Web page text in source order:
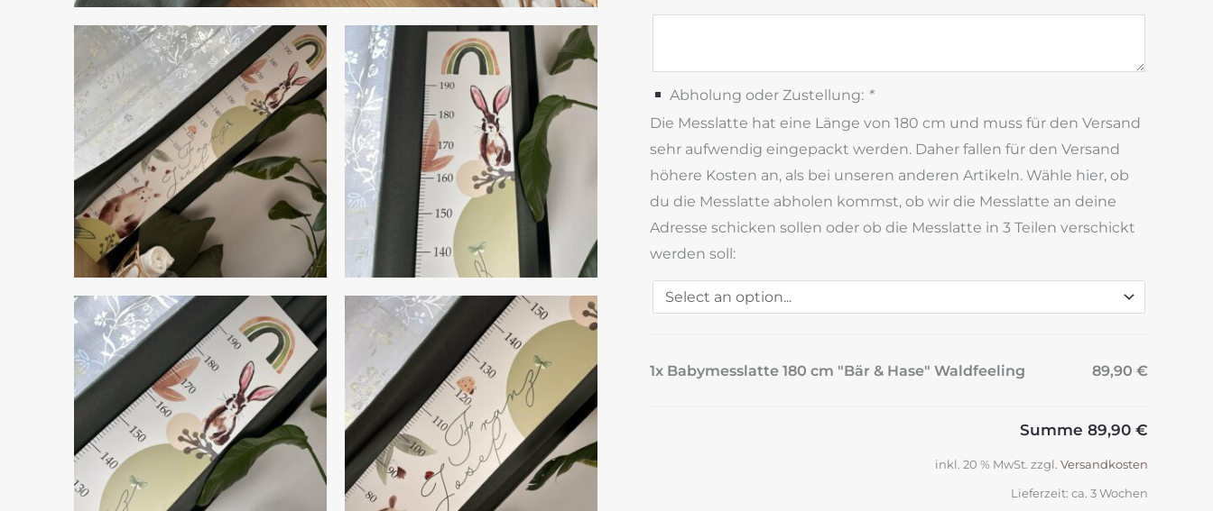
Abholung oder Zustellung: *
Die Messlatte hat eine Länge von 180 cm und muss für den Versand
sehr aufwendig eingepackt werden. Daher fallen für den Versand
höhere Kosten an, als bei unseren anderen Artikeln. Wähle hier, ob
du die Messlatte abholen kommst, ob wir die Messlatte an deine
Adresse schicken sollen oder ob die Messlatte in 3 Teilen verschickt
werden soll:
1x Babymesslatte 180 cm "Bär & Hase" Waldfeeling 89,90 €
Summe 89,90 €
inkl. 20 % MwSt. zzgl. Versandkosten
Lieferzeit: ca. 3 Wochen